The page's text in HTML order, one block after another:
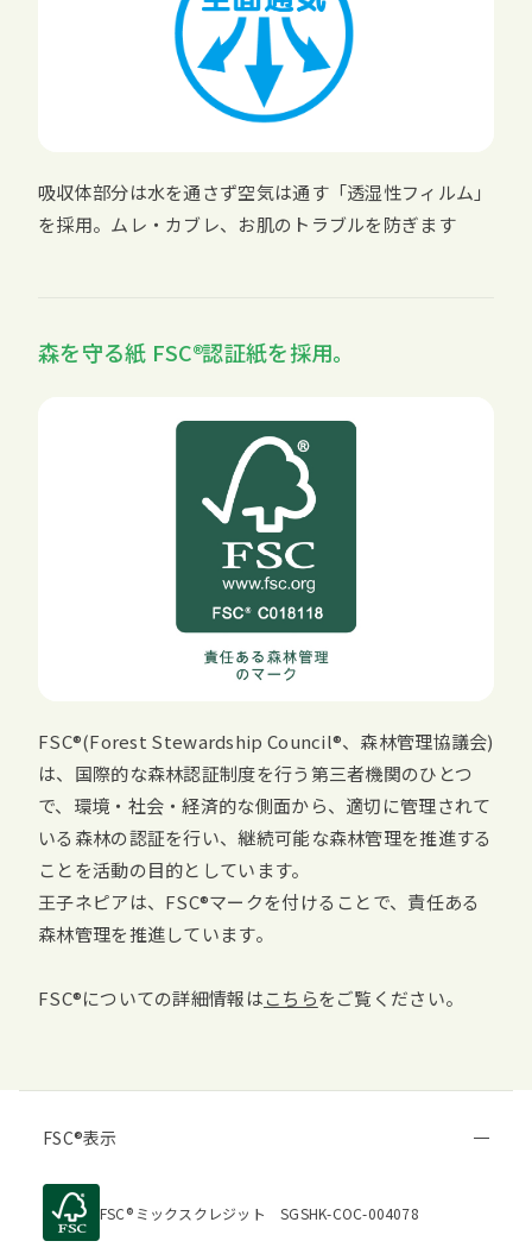
吸収体部分は水を通さず空気は通す「透湿性フィルム」
を採用。ムレ・カブレ、お肌のトラブルを防ぎます
森を守る紙 FSC 認証紙を採用。
FSC (Forest Stewardship Council 、森林管理協議会)
は、国際的な森林認証制度を行う第三者機関のひとつ
で、環境・社会・経済的な側面から、適切に管理されて
いる森林の認証を行い、継続可能な森林管理を推進する
ことを活動の目的としています。
王子ネピアは、 FSC マークを付けることで、責任ある
森林管理を推進しています。
FSC についての詳細情報はこちらをご覧ください。
FSC 表示
FSC ミックスクレジット SGSHK-COC-004078